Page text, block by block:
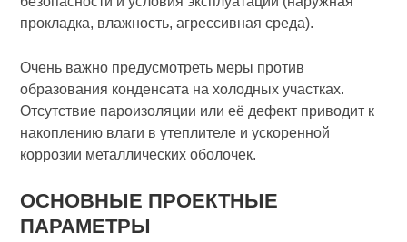
прокладка, влажность, агрессивная среда).
Очень важно предусмотреть меры против
образования конденсата на холодных участках.
Отсутствие пароизоляции или её дефект приводит к
накоплению влаги в утеплителе и ускоренной
коррозии металлических оболочек.
ОСНОВНЫЕ ПРОЕКТНЫЕ
ПАРАМЕТРЫ